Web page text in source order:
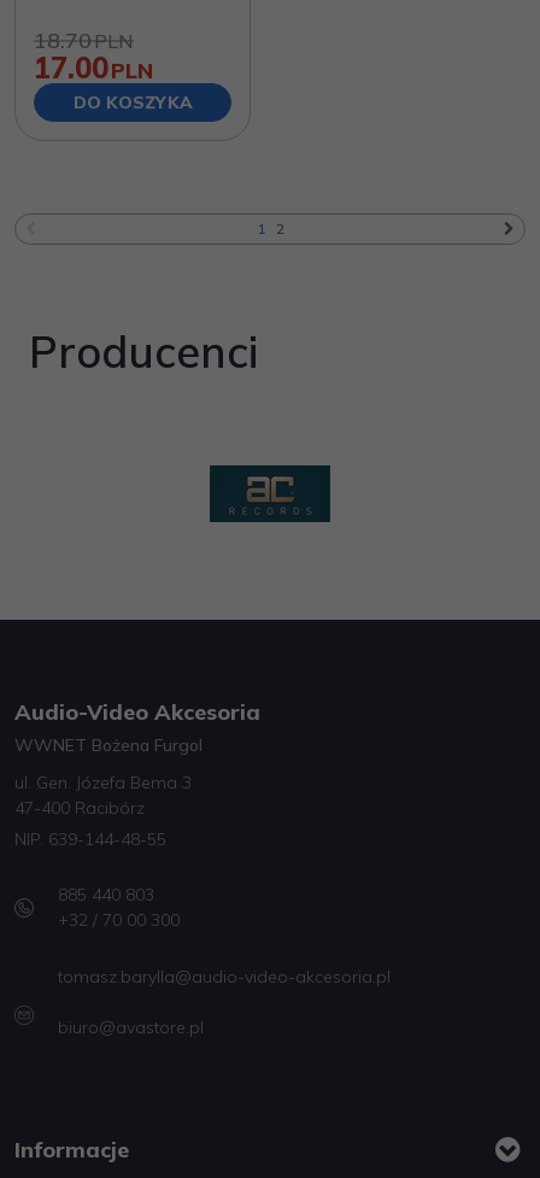
18.70PLN
17.00PLN
DO KOSZYKA
1 2
Producenci
Audio-Video Akcesoria
WWNET Bożena Furgol
ul. Gen. Józefa Bema 3
47-400 Racibórz
NIP. 639-144-48-55
885 440 803
+32 / 70 00 300
tomasz.barylla@audio-video-akcesoria.pl
biuro@avastore.pl
Informacje